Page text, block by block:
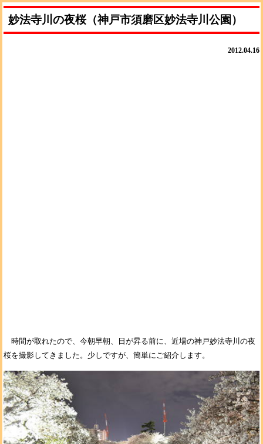
妙法寺川の夜桜（神戸市須磨区妙法寺川公園）
2012.04.16
時間が取れたので、今朝早朝、日が昇る前に、近場の神戸妙法寺川の夜
桜を撮影してきました。少しですが、簡単にご紹介します。